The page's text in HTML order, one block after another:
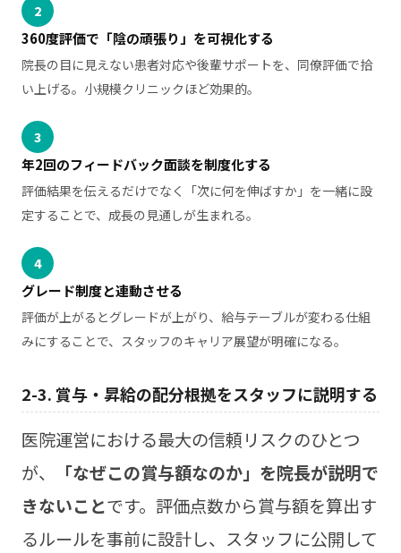
2
360度評価で「陰の頑張り」を可視化する
院長の目に見えない患者対応や後輩サポートを、同僚評価で拾
い上げる。小規模クリニックほど効果的。
3
年2回のフィードバック面談を制度化する
評価結果を伝えるだけでなく「次に何を伸ばすか」を一緒に設
定することで、成長の見通しが生まれる。
4
グレード制度と連動させる
評価が上がるとグレードが上がり、給与テーブルが変わる仕組
みにすることで、スタッフのキャリア展望が明確になる。
2-3. 賞与・昇給の配分根拠をスタッフに説明する
医院運営における最大の信頼リスクのひとつ
が、
「なぜこの賞与額なのか」を院長が説明で
きないことです。評価点数から賞与額を算出す
るルールを事前に設計し、スタッフに公開して